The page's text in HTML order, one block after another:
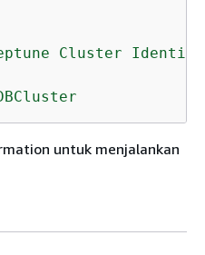
Cluster
untuk menjalankan